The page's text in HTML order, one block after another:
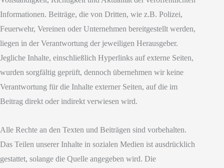
Informationen. Beiträge, die von Dritten, wie z.B. Polizei,
Feuerwehr, Vereinen oder Unternehmen bereitgestellt werden,
liegen in der Verantwortung der jeweiligen Herausgeber.
Jegliche Inhalte, einschließlich Hyperlinks auf externe Seiten,
wurden sorgfältig geprüft, dennoch übernehmen wir keine
Verantwortung für die Inhalte externer Seiten, auf die im
Beitrag direkt oder indirekt verwiesen wird.
Alle Rechte an den Texten und Beiträgen sind vorbehalten.
Das Teilen unserer Inhalte in sozialen Medien ist ausdrücklich
gestattet, solange die Quelle angegeben wird. Die